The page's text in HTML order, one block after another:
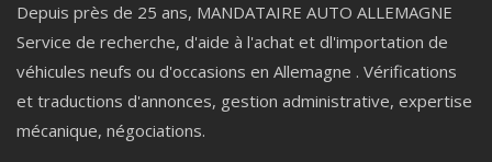
Depuis près de 25 ans, MANDATAIRE AUTO ALLEMAGNE
Service de recherche, d'aide à l'achat et dl'importation de
véhicules neufs ou d'occasions en Allemagne . Vérifications
et traductions d'annonces, gestion administrative, expertise
mécanique, négociations.